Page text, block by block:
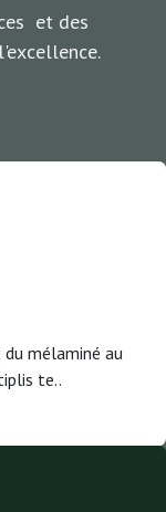
et des
mélaminé au
te..